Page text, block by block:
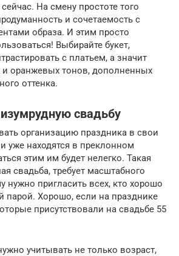
На смену простоте того
и сочетаемость с
образа. И этим просто
Выбирайте букет,
с платьем, а значит
и оранжевых тонов, дополненных
оттенка.
свадьбу
организацию праздника в свои
уже находятся в преклонном
этим им будет нелегко. Такая
свадьба, требует масштабного
нужно пригласить всех, кто хорошо
парой. Хорошо, если на празднике
присутствовали на свадьбе 55
учитывать не только возраст,